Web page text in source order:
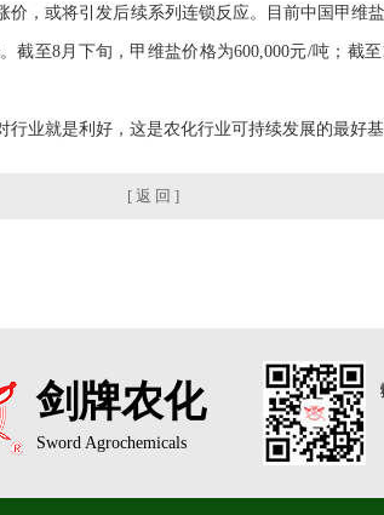
，或将引发后续系列连锁反应。目前中国甲维
至8月下旬，甲维盐价格为600,000元/吨；截
就是利好，这是农化行业可持续发展的最好基
[ 返 回 ]
剑牌农化
Sword Agrochemicals